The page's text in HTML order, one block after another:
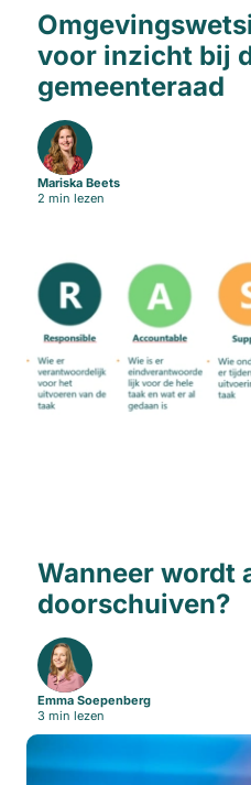
voor inzicht bij
gemeenteraad
Mariska Beets
2 min lezen
Wanneer wordt
doorschuiven?
Emma Soepenberg
3 min lezen